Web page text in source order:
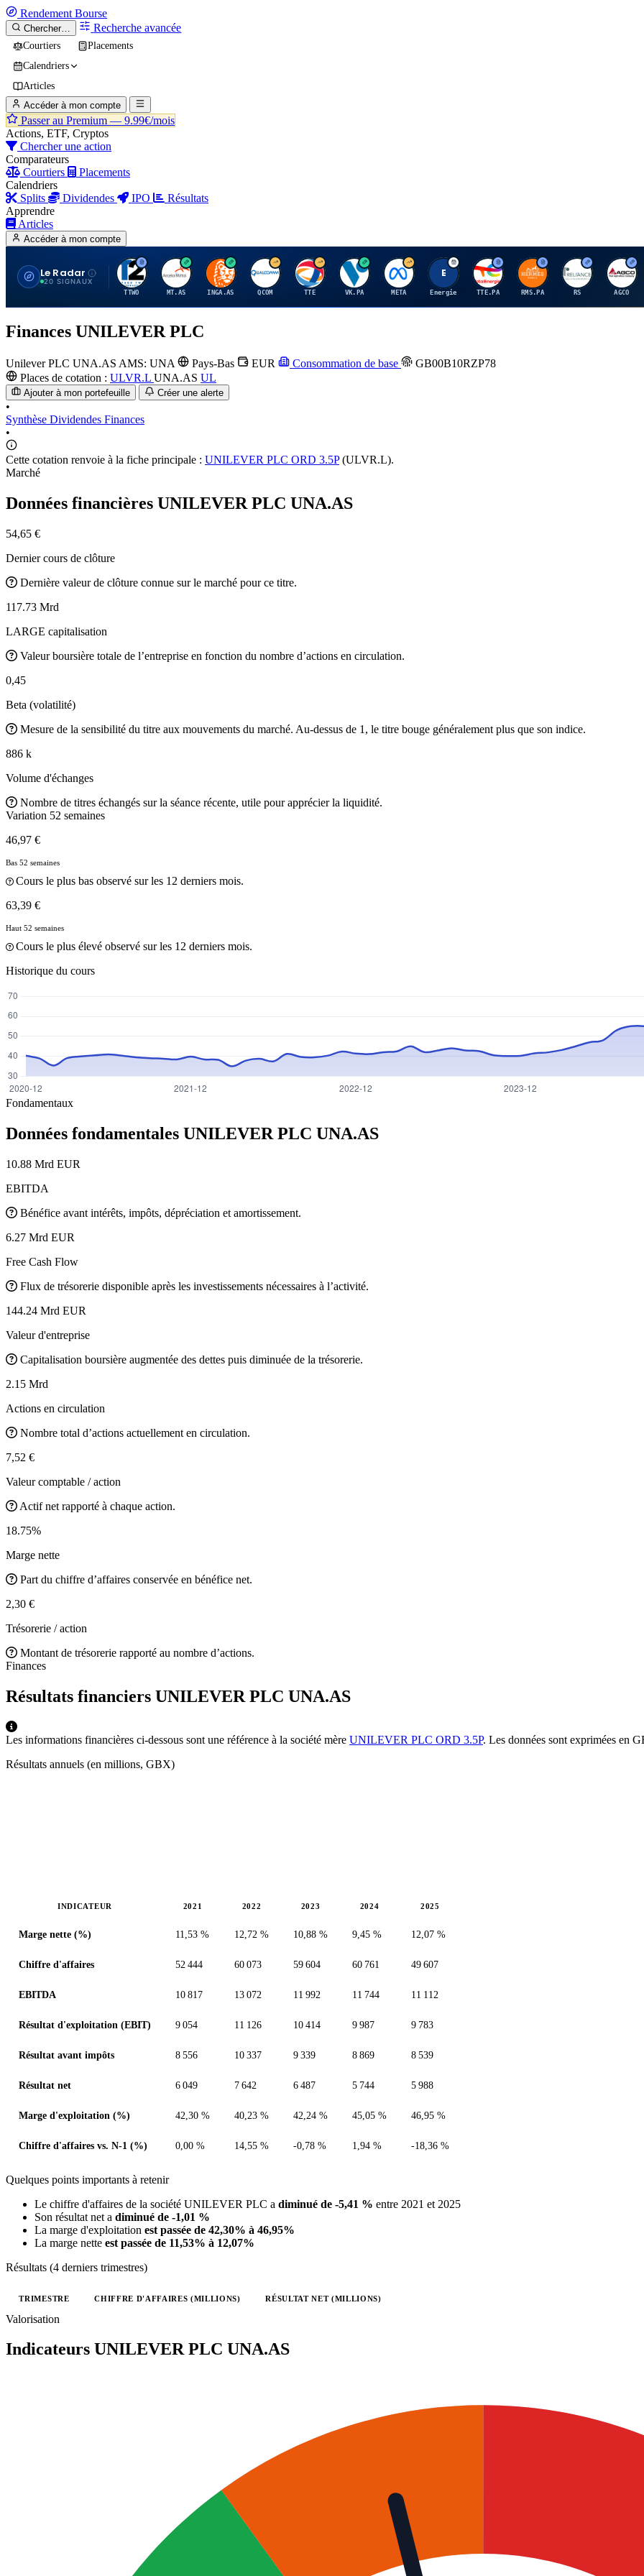
Rendement Bourse
Chercher… Recherche avancée
Courtiers
Placements
Calendriers
Articles
Accéder à mon compte
Passer au Premium — 9.99€/mois
Actions, ETF, Cryptos
Chercher une action
Comparateurs
Courtiers
Placements
Calendriers
Splits
Dividendes IPO
Résultats
Apprendre
Articles
Accéder à mon compte
Le Radar
20 SIGNAUX
T
TTWO
A
MT.AS
I
INGA.AS
Q
QCOM
T
TTE
V
VK.PA
M
META
E
Energie
T
TTE.PA
H
RMS.PA
R
RS
A
AGCO
Finances UNILEVER PLC
Unilever PLC UNA.AS AMS: UNA Pays-Bas EUR Consommation de base
GB00B10RZP78
Places de cotation : ULVR.L UNA.AS UL
Ajouter à mon portefeuille Créer une alerte
•
Synthèse Dividendes Finances
•
Cette cotation renvoie à la fiche principale : UNILEVER PLC ORD 3.5P(ULVR.L).
Marché
Données financières UNILEVER PLC UNA.AS
54,65 €
Dernier cours de clôture
Dernière valeur de clôture connue sur le marché pour ce titre.
117.73 Mrd
LARGE capitalisation
Valeur boursière totale de l’entreprise en fonction du nombre d’actions en circulation.
0,45
Beta (volatilité)
Mesure de la sensibilité du titre aux mouvements du marché. Au-dessus de 1, le titre bouge généralement plus que son indice.
886 k
Volume d'échanges
Nombre de titres échangés sur la séance récente, utile pour apprécier la liquidité.
Variation 52 semaines
46,97 €
Bas 52 semaines
Cours le plus bas observé sur les 12 derniers mois.
63,39 €
Haut 52 semaines
Cours le plus élevé observé sur les 12 derniers mois.
Historique du cours
Fondamentaux
Données fondamentales UNILEVER PLC UNA.AS
10.88 Mrd EUR
EBITDA
Bénéfice avant intérêts, impôts, dépréciation et amortissement.
6.27 Mrd EUR
Free Cash Flow
Flux de trésorerie disponible après les investissements nécessaires à l’activité.
144.24 Mrd EUR
Valeur d'entreprise
Capitalisation boursière augmentée des dettes puis diminuée de la trésorerie.
2.15 Mrd
Actions en circulation
Nombre total d’actions actuellement en circulation.
7,52 €
Valeur comptable / action
Actif net rapporté à chaque action.
18.75%
Marge nette
Part du chiffre d’affaires conservée en bénéfice net.
2,30 €
Trésorerie / action
Montant de trésorerie rapporté au nombre d’actions.
Finances
Résultats financiers UNILEVER PLC UNA.AS
Les informations financières ci-dessous sont une référence à la société mère UNILEVER PLC ORD 3.5P. Les données sont exprimées en
Résultats annuels (en millions, GBX)
INDICATEUR 2021 2022 2023 2024 2025
Marge nette (%) 11,53 % 12,72 % 10,88 % 9,45 % 12,07 %
Chiffre d'affaires 52 444 60 073 59 604 60 761 49 607
EBITDA 10 817 13 072 11 992 11 744 11 112
Résultat d'exploitation (EBIT) 9 054 11 126 10 414 9 987 9 783
Résultat avant impôts 8 556 10 337 9 339 8 869 8 539
Résultat net 6 049 7 642 6 487 5 744 5 988
Marge d'exploitation (%) 42,30 % 40,23 % 42,24 % 45,05 % 46,95 %
Chiffre d'affaires vs. N-1 (%) 0,00 % 14,55 % -0,78 % 1,94 % -18,36 %
Quelques points importants à retenir
Le chiffre d'affaires de la société UNILEVER PLC a diminué de -5,41 % entre 2021 et 2025
Son résultat net a diminué de -1,01 %
La marge d'exploitation est passée de 42,30% à 46,95%
La marge nette est passée de 11,53% à 12,07%
Résultats (4 derniers trimestres)
Valeurs trimestrielles en millions (GBX)
TRIMESTRE CHIFFRE D'AFFAIRES (MILLIONS) RÉSULTAT NET (MILLIONS)
Valorisation
Indicateurs UNILEVER PLC UNA.AS